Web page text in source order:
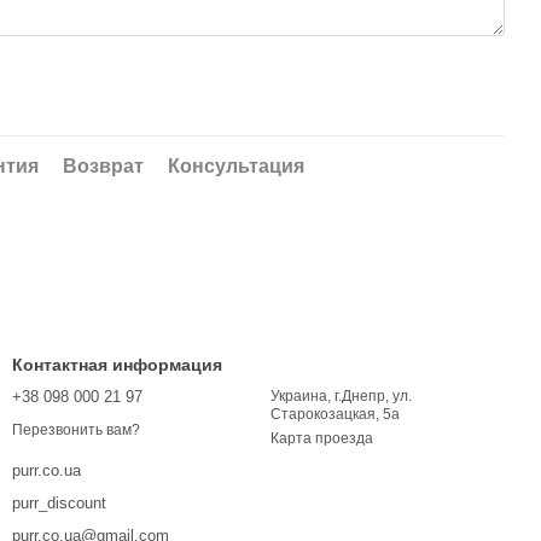
Возврат Консультация
Контактная информация
+38 098 000 21 97
Перезвонить вам?
purr.co.ua
purr_discount
purr.co.ua@gmail.com
Украина, г.Днепр, ул.
Старокозацкая, 5а
Карта проезда